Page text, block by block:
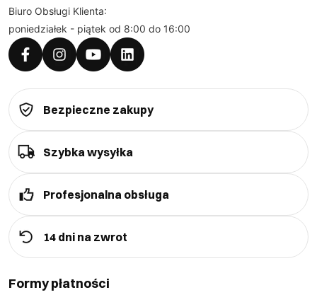
Biuro Obsługi Klienta:
poniedziałek - piątek od 8:00 do 16:00
Bezpieczne zakupy
Szybka wysyłka
Profesjonalna obsługa
14 dni na zwrot
Formy płatności